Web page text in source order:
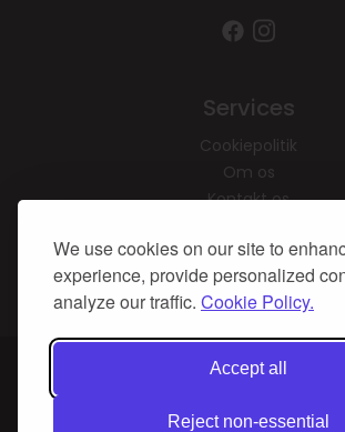
We use cookies on our site to
experience, provide personalized
analyze our traffic. Cookie Policy.
Accept all
Reject non-essential
Services
Cookiepolitik
Om os
Kontakt os
Tilmeld dig vores
nyhedsbrev, og vind
gratis brunch for 2
På vores website bruges cookies til
indstillinger, statistik og
annoncer. Denne information deles